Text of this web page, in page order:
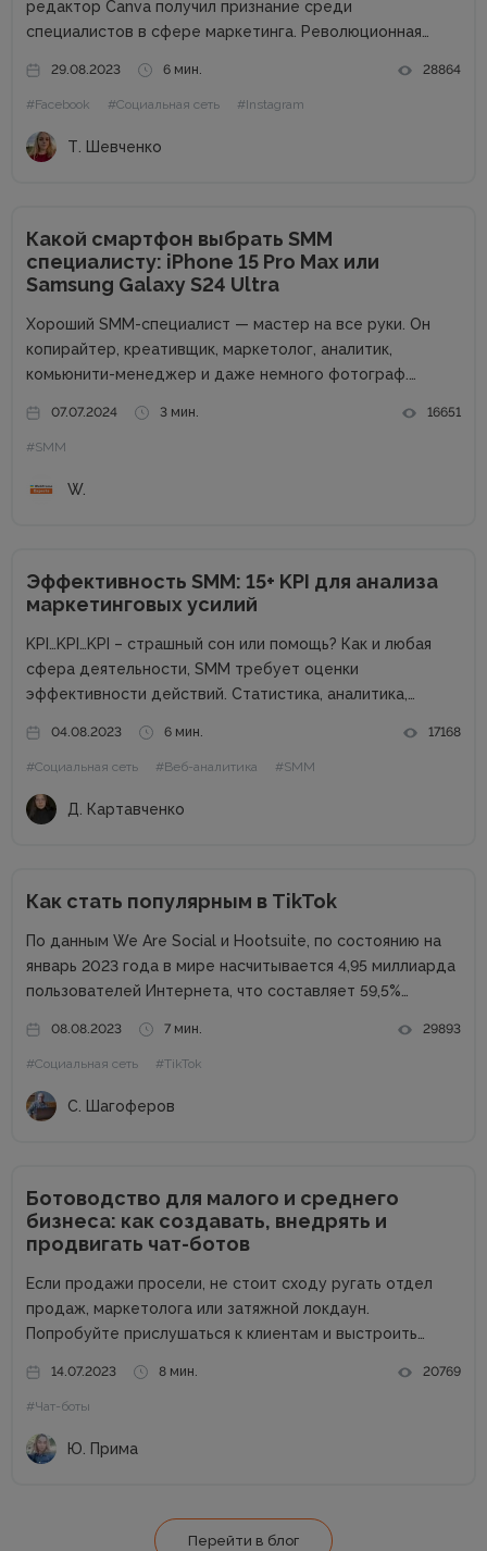
редактор Canva получил признание среди
специалистов в сфере маркетинга. Революционная
сервис, позволяет максимально упростить работу с
графическим содержимым. Огромный ассортимент
готовых шаблонов, разнообразных шрифтов и
декоративных элементов позволяет даже неопытным...
29.08.2023 6 мин. 28864
#Facebook #Социальная сеть #Instagram
Т. Шевченко
Какой смартфон выбрать SMM
специалисту: iPhone 15 Pro Max или
Samsung Galaxy S24 Ultra
Хороший SMM-специалист — мастер на все руки. Он
копирайтер, креативщик, маркетолог, аналитик,
комьюнити-менеджер и даже немного фотограф.
необходимо постоянно учиться. Но это еще не все.
Нужен качественный и продуктивный смартфон —
07.07.2024 3 мин. 16651
#SMM
W.
Эффективность SMM: 15+ KPI для анализа
маркетинговых усилий
KPI…KPI…KPI – страшный сон или помощь? Как и любая
сфера деятельности, SMM требует оценки
эффективности действий. Статистика, аналитика,
картины проекта. Однако что значит эта аббревиатура?
KPI (Key Performance Indicators) – это...
04.08.2023 6 мин. 17168
#Социальная сеть #Веб-аналитика #SMM
Д. Картавченко
Как стать популярным в TikTok
По данным We Are Social и Hootsuite, по состоянию на
январь 2023 года в мире насчитывается 4,95 миллиарда
пользователей Интернета, что составляет 59,5%
используют социальные сети, что составляет 58,4%
населения мира. Самые популярные...
08.08.2023 7 мин. 29893
#Социальная сеть #TikTok
С. Шагоферов
Ботоводство для малого и среднего
бизнеса: как создавать, внедрять и
продвигать чат-ботов
Если продажи просели, не стоит сходу ругать отдел
продаж, маркетолога или затяжной локдаун.
Попробуйте прислушаться к клиентам и выстроить
данным Salesforce, только 14 % пользователей вместо
оформления заказа в чат-боте заполнят форму на...
14.07.2023 8 мин. 20769
#Чат-боты
Ю. Прима
Перейти в блог